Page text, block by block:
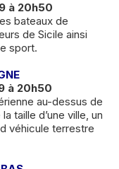
à 20h50
bateaux de
de Sicile ainsi
sport.
à 20h50
au-dessus de
taille d’une ville, un
véhicule terrestre